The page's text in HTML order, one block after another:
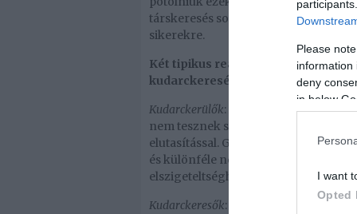
Please
information
deny
in below
I want
Opted
társkeresés során megélt
sikerekre.
Két tipikus reakció létezik a
kudarckeresés.
Kudarckerülők: Az ilyen típusú
nem tesznek semmit. Nem
elutasítással. Gyakran meggyőzik
és különféle negatív elméleteket
elszigeteltséghez és az élet
Kudarckeresők: Ők olyan célokat